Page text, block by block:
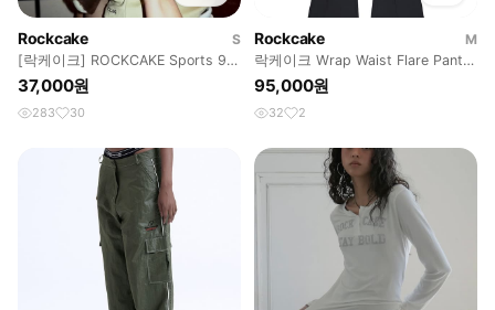
Rockcake
S
[락케이크] ROCKCAKE Sports 96
Lace Crop Top
37,000원
283 30
Rockcake
M
락케이크 Wrap Waist Flare Pants
- Black
95,000원
32 2